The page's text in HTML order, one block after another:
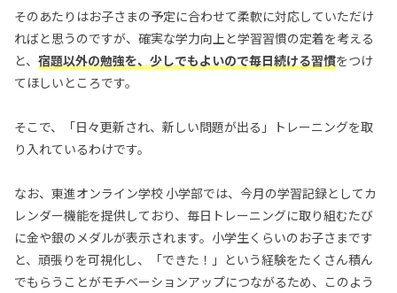
そのあたりはお子さまの予定に合わせて柔軟に対応していただけ
ればと思うのですが、確実な学力向上と学習習慣の定着を考える
と、 宿題以外の勉強を、少しでもよいので毎日続ける習慣をつけ
てほしいところです。
そこで、「日々更新され、新しい問題が出る」トレーニングを取
り入れているわけです。
なお、東進オンライン学校 小学部では、今月の学習記録としてカ
レンダー機能を提供しており、毎日トレーニングに取り組むたび
に金や銀のメダルが表示されます。小学生くらいのお子さまです
と、頑張りを可視化し、「できた！」という経験をたくさん積ん
でもらうことがモチベーションアップにつながるため、このよう